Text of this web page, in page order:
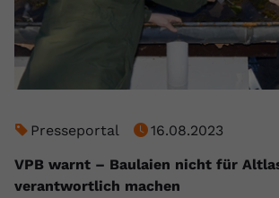
Presseportal
16.08.2023
VPB warnt – Baulaien nicht für
verantwortlich machen